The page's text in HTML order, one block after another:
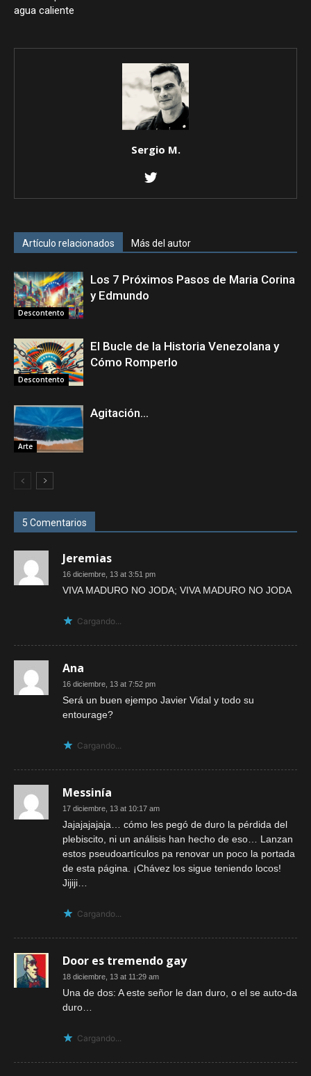
agua caliente
Sergio M.
Artículo relacionados Más del autor
Descontento
Los 7 Próximos Pasos de Maria Corina
y Edmundo
Descontento
El Bucle de la Historia Venezolana y
Cómo Romperlo
Arte
Agitación…
5 Comentarios
Jeremias
16 diciembre, 13 at 3:51 pm
VIVA MADURO NO JODA; VIVA MADURO NO JODA
Cargando...
Ana
16 diciembre, 13 at 7:52 pm
Será un buen ejempo Javier Vidal y todo su
entourage?
Cargando...
Messinía
17 diciembre, 13 at 10:17 am
Jajajajajaja… cómo les pegó de duro la pérdida del
plebiscito, ni un análisis han hecho de eso… Lanzan
estos pseudoartículos pa renovar un poco la portada
de esta página. ¡Chávez los sigue teniendo locos!
Jijiji…
Cargando...
Door es tremendo gay
18 diciembre, 13 at 11:29 am
Una de dos: A este señor le dan duro, o el se auto-da
duro…
Cargando...